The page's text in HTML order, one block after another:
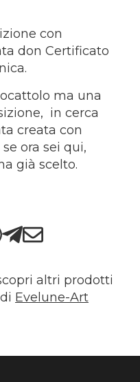
con
don Certificato
ma una
in cerca
creata con
ora sei qui,
già scelto.
altri prodotti
Evelune-Art